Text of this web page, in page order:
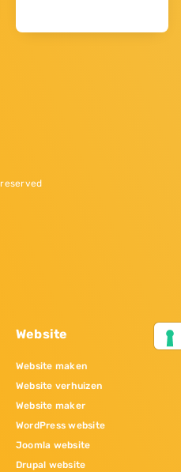
Website
Website maken
Website verhuizen
Website maker
WordPress website
Joomla website
Drupal website